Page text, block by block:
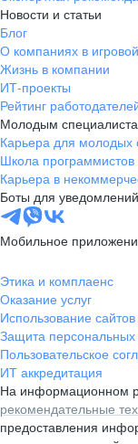
Новости и статьи
Блог
О компаниях в
Жизнь в компании
ИТ-проекты
Рейтинг
Молодым
Карьера для молодых
Школа программистов
Карьера в
Боты для уведомлений
Мобильное
Этика и комплаенс
Оказание услуг
Использование сайтов
Защита
Пользовательское
ИТ аккредитация
На информационном
рекомендательные
предоставления